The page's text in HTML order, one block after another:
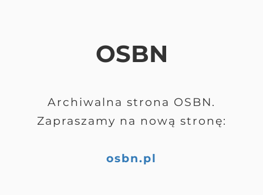
OSBN
Archiwalna strona OSBN.
Zapraszamy na nową stronę:
osbn.pl